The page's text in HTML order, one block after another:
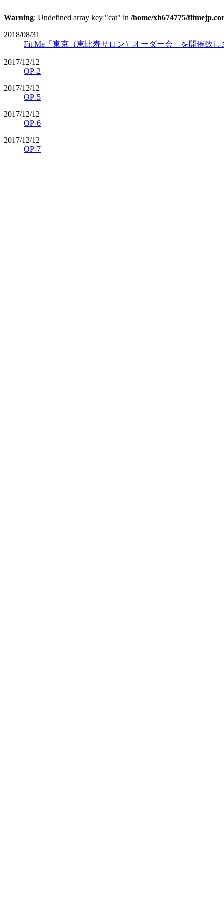
Warning: Undefined array key "cat" in /home/xb674775/
2018/08/31
Fit Me「東京（恵比寿サロン）オーダー会」を開催致し
2017/12/12
OP-2
2017/12/12
OP-5
2017/12/12
OP-6
2017/12/12
OP-7